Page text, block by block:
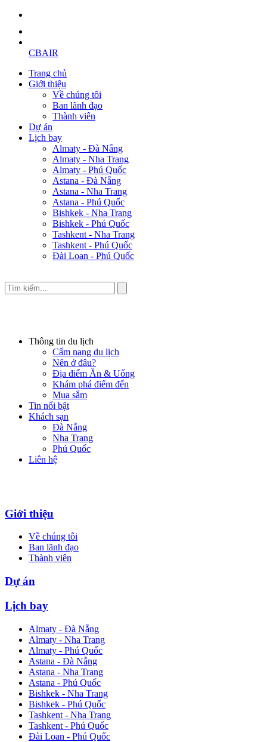
CBAIR
Trang chủ
Giới thiệu
Về chúng tôi
Ban lãnh đạo
Thành viên
Dự án
Lịch bay
Almaty - Đà Nẵng
Almaty - Nha Trang
Almaty - Phú Quốc
Astana - Đà Nẵng
Astana - Nha Trang
Astana - Phú Quốc
Bishkek - Nha Trang
Bishkek - Phú Quốc
Tashkent - Nha Trang
Tashkent - Phú Quốc
Đài Loan - Phú Quốc
Thông tin du lịch
Cẩm nang du lịch
Nên ở đâu?
Địa điểm Ăn & Uống
Khám phá điểm đến
Mua sắm
Tin nổi bật
Khách sạn
Đà Nẵng
Nha Trang
Phú Quốc
Liên hệ
Giới thiệu
Về chúng tôi
Ban lãnh đạo
Thành viên
Dự án
Lịch bay
Almaty - Đà Nẵng
Almaty - Nha Trang
Almaty - Phú Quốc
Astana - Đà Nẵng
Astana - Nha Trang
Astana - Phú Quốc
Bishkek - Nha Trang
Bishkek - Phú Quốc
Tashkent - Nha Trang
Tashkent - Phú Quốc
Đài Loan - Phú Quốc